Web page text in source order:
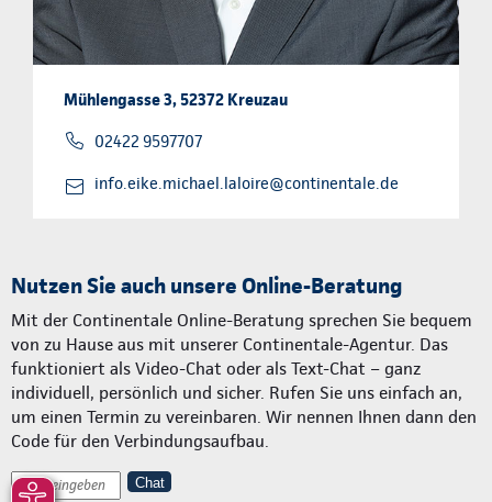
Mühlengasse 3, 52372 Kreuzau
02422 9597707
info.eike.michael.laloire@continentale.de
Nutzen Sie auch unsere Online-Beratung
Mit der Continentale Online-Beratung sprechen Sie bequem
von zu Hause aus mit unserer Continentale-Agentur. Das
funktioniert als Video-Chat oder als Text-Chat – ganz
individuell, persönlich und sicher. Rufen Sie uns einfach an,
um einen Termin zu vereinbaren. Wir nennen Ihnen dann den
Code für den Verbindungsaufbau.
Chat